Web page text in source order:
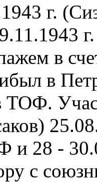
г.
в
в
ТОФ.
и 28 -
с